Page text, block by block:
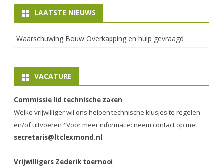
LAATSTE NIEUWS
Waarschuwing Bouw Overkapping en hulp gevraagd
VACATURE
Commissie lid technische zaken
Welke vrijwilliger wil ons helpen technische klusjes te regelen
en/of uitvoeren? Voor meer informatie: neem contact op met
secretaris@ltclexmond.nl .
Vrijwilligers Zederik toernooi